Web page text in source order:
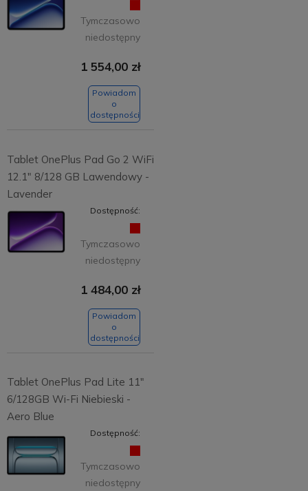
Tymczasowo
niedostępny
1 554,00 zł
Powiadom
o
dostępności
Tablet OnePlus Pad Go 2 WiFi
12.1" 8/128 GB Lawendowy -
Lavender
Dostępność:
Tymczasowo
niedostępny
1 484,00 zł
Powiadom
o
dostępności
Tablet OnePlus Pad Lite 11"
6/128GB Wi-Fi Niebieski -
Aero Blue
Dostępność:
Tymczasowo
niedostępny